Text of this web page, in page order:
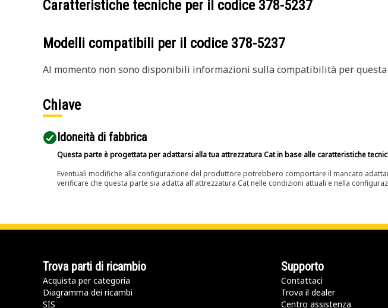
Caratteristiche tecniche per il codice 378-5237
Modelli compatibili per il codice 378-5237
Al momento non sono disponibili informazioni sulla compatibilità per
Chiave
Idoneità di fabbrica
Questa parte è progettata per adattarsi alla tua attrezzatura Cat in base alle caratteristiche
Eventuali modifiche alla configurazione del produttore potrebbero comportare il mancato
verificare che questa parte sia adatta all'attrezzatura Cat nelle condizioni attuali e nella
Trova parti di ricambio
Acquista per categoria
Diagramma dei ricambi
SIS
Supporto
Contattaci
Trova il dealer
Centro assistenza